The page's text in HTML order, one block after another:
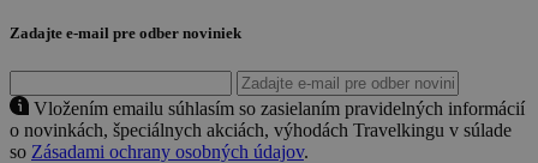
Zadajte e-mail pre odber noviniek
Vložením emailu súhlasím so zasielaním pravidelných informácií
o novinkách, špeciálnych akciách, výhodách Travelkingu v súlade
so Zásadami ochrany osobných údajov.